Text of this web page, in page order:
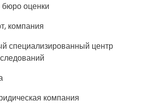
бюро оценки
компания
специализированный центр
компания